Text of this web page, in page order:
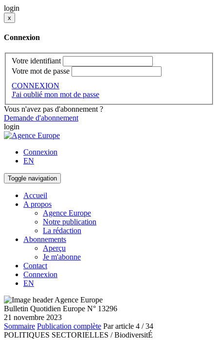
login
x
Connexion
Votre identifiant
Votre mot de passe
CONNEXION
J'ai oublié mon mot de passe
Vous n'avez pas d'abonnement ?
Demande d'abonnement
login
Connexion
EN
Toggle navigation
Accueil
A propos
Agence Europe
Notre publication
La rédaction
Abonnements
Aperçu
Je m'abonne
Contact
Connexion
EN
Bulletin Quotidien Europe N° 13296
21 novembre 2023
Sommaire Publication complète Par article 4 / 34
POLITIQUES SECTORIELLES / BiodiversitÉ